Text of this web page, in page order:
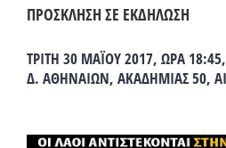
ΠΡΟΣΚΛΗΣΗ ΣΕ ΕΚΔΗΛΩΣΗ
ΤΡΙΤΗ 30 ΜΑΪΟΥ 2017, ΩΡΑ
Δ. ΑΘΗΝΑΙΩΝ, ΑΚΑΔΗΜΙΑΣ 50,